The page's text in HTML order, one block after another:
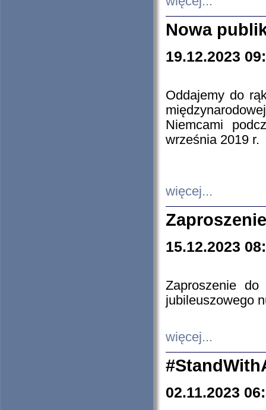
Nowa
19.12.2023
Oddajemy do
Niemcami
września 2019 r.
więcej...
15.12.2023
Zaproszenie do
jubileuszowego
więcej...
02.11.2023